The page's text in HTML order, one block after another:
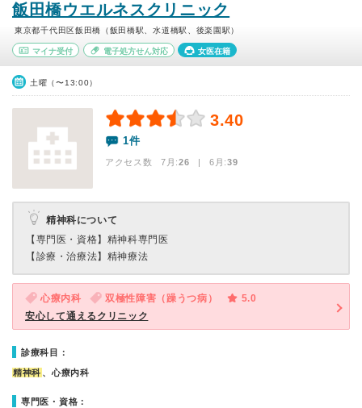
飯田橋ウエルネスクリニック
東京都千代田区飯田橋（飯田橋駅、水道橋駅、後楽園駅）
マイナ受付 電子処方せん対応 女医在籍
土曜（〜13:00）
3.40
1件
アクセス数 7月:26 | 6月:39
精神科について
【専門医・資格】 精神科専門医
【診療・治療法】 精神療法
心療内科 双極性障害（躁うつ病）
5.0
安心して通えるクリニック
診療科目：
精神科 、心療内科
専門医・資格：